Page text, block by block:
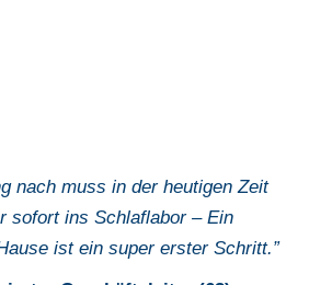
nach muss in der heutigen Zeit
sofort ins Schlaflabor – Ein
ist ein super erster Schritt.”